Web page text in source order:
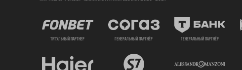
титульный партнер генеральный партнёр генеральный партнёр